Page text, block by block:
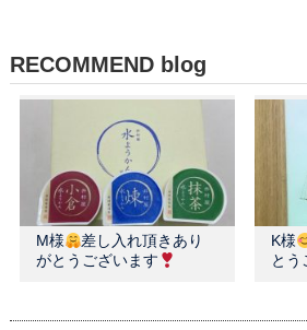
RECOMMEND blog
M様
差し入れ頂きあり
がとうございます
K様
とう